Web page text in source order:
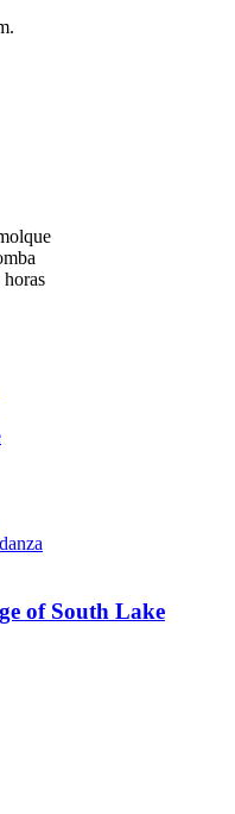
of South Lake